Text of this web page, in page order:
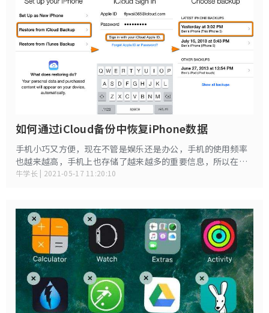
如何通过iCloud备份中恢复iPhone数据
手机小巧又方便，现在不管是娱乐还是办公，手机的使用频率
也越来越高，手机上也存储了越来越多的重要信息，所以在日
常使用中，就要做好备份工作，通常大家备份的方式有：
牛学长 | 2021-05-17 11:20:10